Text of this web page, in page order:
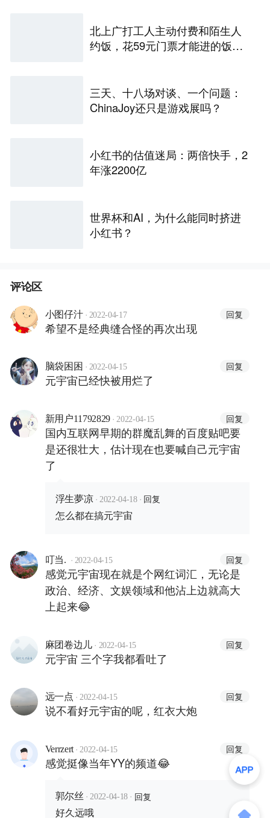
北上广打工人主动付费和陌生人
约饭，花59元门票才能进的饭局
三天、十八场对谈、一个问题：
ChinaJoy还只是游戏展吗？
小红书的估值迷局：两倍快手，2
年涨2200亿
世界杯和AI，为什么能同时挤进
小红书？
评论区
小图仔汁 · 2022-04-17 回复
希望不是经典缝合怪的再次出现
脑袋困困 · 2022-04-15 回复
元宇宙已经快被用烂了
新用户11792829 · 2022-04-15 回复
国内互联网早期的群魔乱舞的百度贴吧要
是还很壮大，估计现在也要喊自己元宇宙
了
浮生夢凉 · 2022-04-18 · 回复
怎么都在搞元宇宙
叮当. · 2022-04-15 回复
感觉元宇宙现在就是个网红词汇，无论是
政治、经济、文娱领域和他沾上边就高大
上起来😂
麻团卷边儿 · 2022-04-15 回复
元宇宙 三个字我都看吐了
远一点 · 2022-04-15 回复
说不看好元宇宙的呢，红衣大炮
Verrzert · 2022-04-15 回复
感觉挺像当年YY的频道😂
郭尔丝 · 2022-04-18 · 回复
好久远哦